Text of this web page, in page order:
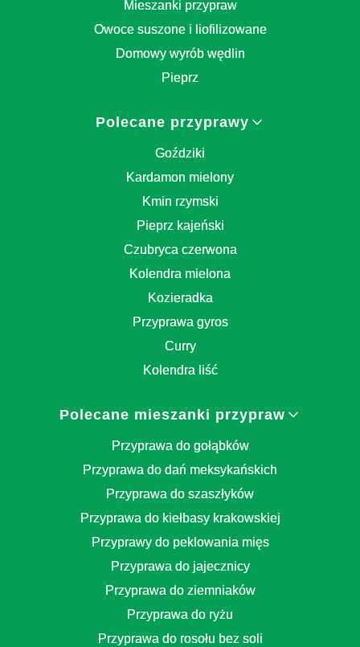
Mieszanki przypraw
Owoce suszone i liofilizowane
Domowy wyrób wędlin
Pieprz
Polecane przyprawy
Goździki
Kardamon mielony
Kmin rzymski
Pieprz kajeński
Czubryca czerwona
Kolendra mielona
Kozieradka
Przyprawa gyros
Curry
Kolendra liść
Polecane mieszanki przypraw
Przyprawa do gołąbków
Przyprawa do dań meksykańskich
Przyprawa do szaszłyków
Przyprawa do kiełbasy krakowskiej
Przyprawy do peklowania mięs
Przyprawa do jajecznicy
Przyprawa do ziemniaków
Przyprawa do ryżu
Przyprawa do rosołu bez soli